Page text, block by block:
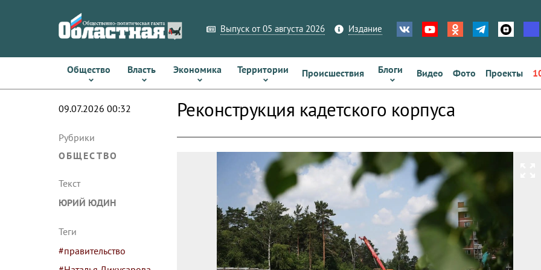
Выпуск от 05 августа 2026 Издание
Общество Власть Экономика Территории Происшествия Блоги Видео Фото Проекты
09.07.2026 00:32
Рубрики
ОБЩЕСТВО
Текст
ЮРИЙ ЮДИН
Теги
#правительство
Реконструкция кадетского корпуса